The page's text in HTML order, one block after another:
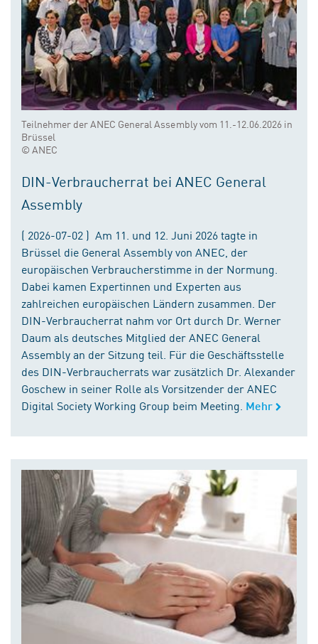
Teilnehmer der ANEC General Assembly vom 11.-12.06.2026 in
Brüssel
© ANEC
DIN-Verbraucherrat bei ANEC General
Assembly
( 2026-07-02 ) Am 11. und 12. Juni 2026 tagte in
Brüssel die General Assembly von ANEC, der
europäischen Verbraucherstimme in der Normung.
Dabei kamen Expertinnen und Experten aus
zahlreichen europäischen Ländern zusammen. Der
DIN-Verbraucherrat nahm vor Ort durch Dr. Werner
Daum als deutsches Mitglied der ANEC General
Assembly an der Sitzung teil. Für die Geschäftsstelle
des DIN-Verbraucherrats war zusätzlich Dr. Alexander
Goschew in seiner Rolle als Vorsitzender der ANEC
Digital Society Working Group beim Meeting. Mehr